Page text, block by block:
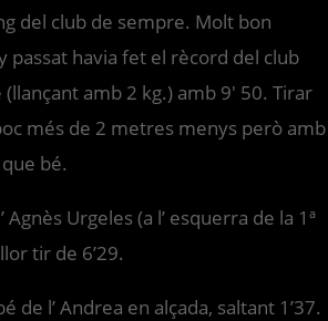
del club de sempre. Molt bon
passat havia fet el rècord del club
(llançant amb 2 kg.) amb 9′ 50. Tirar
més de 2 metres menys però amb
bé.
Urgeles (a l’ esquerra de la 1ª
tir de 6’29.
de l’ Andrea en alçada, saltant 1’37.